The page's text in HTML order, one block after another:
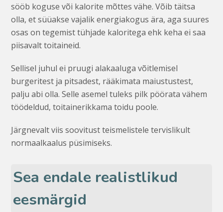
sööb koguse või kalorite mõttes vähe. Võib täitsa
olla, et süüakse vajalik energiakogus ära, aga suures
osas on tegemist tühjade kaloritega ehk keha ei saa
piisavalt toitaineid.
Sellisel juhul ei pruugi alakaaluga võitlemisel
burgeritest ja pitsadest, rääkimata maiustustest,
palju abi olla. Selle asemel tuleks pilk pöörata vähem
töödeldud, toitainerikkama toidu poole.
Järgnevalt viis soovitust teismelistele tervislikult
normaalkaalus püsimiseks.
Sea endale realistlikud
eesmärgid